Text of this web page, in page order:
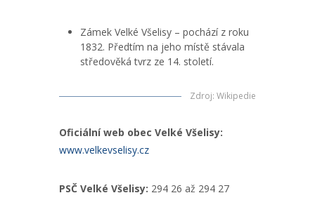
Zámek Velké Všelisy – pochází z roku
1832. Předtím na jeho místě stávala
středověká tvrz ze 14. století.
Zdroj: Wikipedie
Oficiální web obec Velké Všelisy:
www.velkevselisy.cz
PSČ Velké Všelisy: 294 26 až 294 27